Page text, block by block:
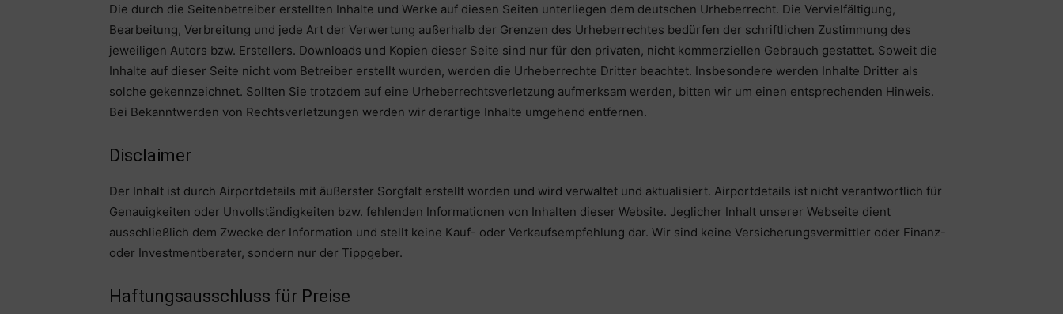
Die durch die Seitenbetreiber erstellten Inhalte und Werke auf diesen Seiten unterliegen dem deutschen Urheberrecht. Die Vervielfältigung,
Bearbeitung, Verbreitung und jede Art der Verwertung außerhalb der Grenzen des Urheberrechtes bedürfen der schriftlichen Zustimmung des
jeweiligen Autors bzw. Erstellers. Downloads und Kopien dieser Seite sind nur für den privaten, nicht kommerziellen Gebrauch gestattet. Soweit die
Inhalte auf dieser Seite nicht vom Betreiber erstellt wurden, werden die Urheberrechte Dritter beachtet. Insbesondere werden Inhalte Dritter als
solche gekennzeichnet. Sollten Sie trotzdem auf eine Urheberrechtsverletzung aufmerksam werden, bitten wir um einen entsprechenden Hinweis.
Bei Bekanntwerden von Rechtsverletzungen werden wir derartige Inhalte umgehend entfernen.
Disclaimer
Der Inhalt ist durch Airportdetails mit äußerster Sorgfalt erstellt worden und wird verwaltet und aktualisiert. Airportdetails ist nicht verantwortlich für
Genauigkeiten oder Unvollständigkeiten bzw. fehlenden Informationen von Inhalten dieser Website. Jeglicher Inhalt unserer Webseite dient
ausschließlich dem Zwecke der Information und stellt keine Kauf- oder Verkaufsempfehlung dar. Wir sind keine Versicherungsvermittler oder Finanz-
oder Investmentberater, sondern nur der Tippgeber.
Haftungsausschluss für Preise